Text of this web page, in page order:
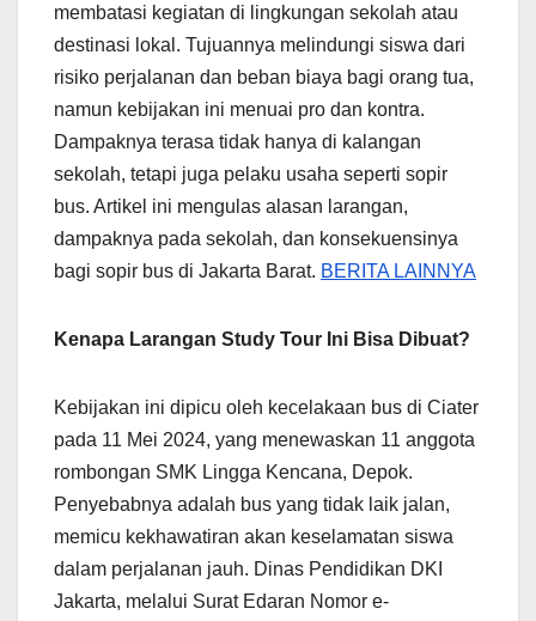
membatasi kegiatan di lingkungan sekolah atau
destinasi lokal. Tujuannya melindungi siswa dari
risiko perjalanan dan beban biaya bagi orang tua,
namun kebijakan ini menuai pro dan kontra.
Dampaknya terasa tidak hanya di kalangan
sekolah, tetapi juga pelaku usaha seperti sopir
bus. Artikel ini mengulas alasan larangan,
dampaknya pada sekolah, dan konsekuensinya
bagi sopir bus di Jakarta Barat. BERITA LAINNYA
Kenapa Larangan Study Tour Ini Bisa Dibuat?
Kebijakan ini dipicu oleh kecelakaan bus di Ciater
pada 11 Mei 2024, yang menewaskan 11 anggota
rombongan SMK Lingga Kencana, Depok.
Penyebabnya adalah bus yang tidak laik jalan,
memicu kekhawatiran akan keselamatan siswa
dalam perjalanan jauh. Dinas Pendidikan DKI
Jakarta, melalui Surat Edaran Nomor e-